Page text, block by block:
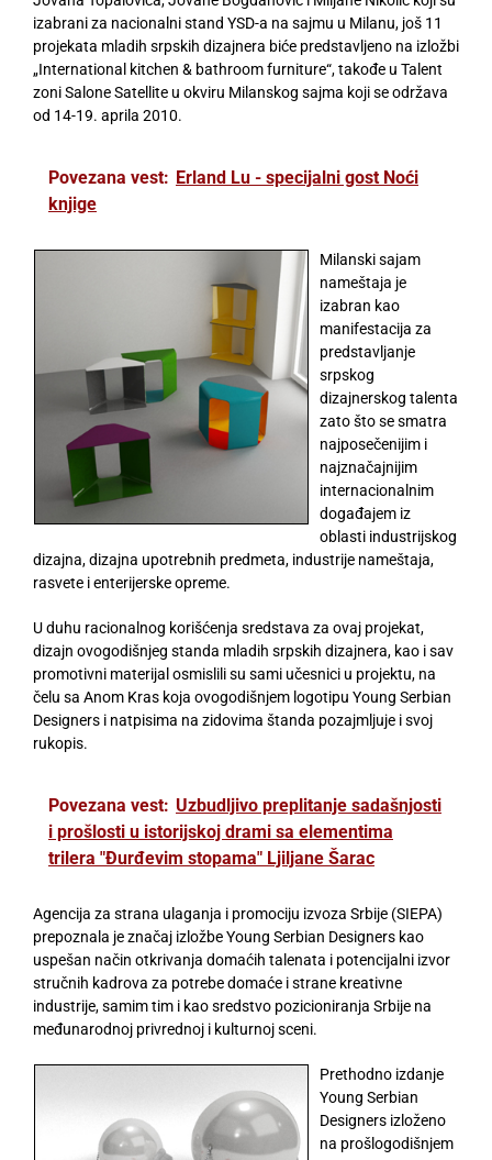
izabrani za nacionalni stand YSD-a na sajmu u Milanu, još 11
projekata mladih srpskih dizajnera biće predstavljeno na izložbi
„International kitchen & bathroom furniture“, takođe u Talent
zoni Salone Satellite u okviru Milanskog sajma koji se održava
od 14-19. aprila 2010.
Povezana vest: Erland Lu - specijalni gost Noći
knjige
Milanski sajam
nameštaja je
izabran kao
manifestacija za
predstavljanje
srpskog
dizajnerskog talenta
zato što se smatra
najposečenijim i
najznačajnijim
internacionalnim
događajem iz
oblasti industrijskog
dizajna, dizajna upotrebnih predmeta, industrije nameštaja,
rasvete i enterijerske opreme.
U duhu racionalnog korišćenja sredstava za ovaj projekat,
dizajn ovogodišnjeg standa mladih srpskih dizajnera, kao i sav
promotivni materijal osmislili su sami učesnici u projektu, na
čelu sa Anom Kras koja ovogodišnjem logotipu Young Serbian
Designers i natpisima na zidovima štanda pozajmljuje i svoj
rukopis.
Povezana vest: Uzbudljivo preplitanje sadašnjosti
i prošlosti u istorijskoj drami sa elementima
trilera "Đurđevim stopama" Ljiljane Šarac
Agencija za strana ulaganja i promociju izvoza Srbije (SIEPA)
prepoznala je značaj izložbe Young Serbian Designers kao
uspešan način otkrivanja domaćih talenata i potencijalni izvor
stručnih kadrova za potrebe domaće i strane kreativne
industrije, samim tim i kao sredstvo pozicioniranja Srbije na
međunarodnoj privrednoj i kulturnoj sceni.
Prethodno izdanje
Young Serbian
Designers izloženo
na prošlogodišnjem